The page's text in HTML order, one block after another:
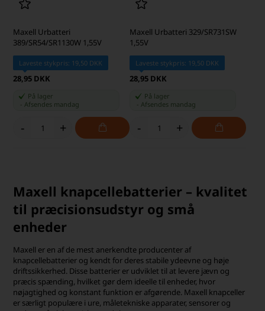
Maxell Urbatteri
389/SR54/SR1130W 1,55V
Laveste stykpris: 19,50 DKK
28,95 DKK
På lager
-Afsendes mandag
- +
Maxell Urbatteri 329/SR731SW
1,55V
Laveste stykpris: 19,50 DKK
28,95 DKK
På lager
Afsendes mandag
- +
Maxell knapcellebatterier – kvalitet
til præcisionsudstyr og små
enheder
Maxell er en af de mest anerkendte producenter af
knapcellebatterier og kendt for deres stabile ydeevne og høje
driftssikkerhed. Disse batterier er udviklet til at levere jævn og
præcis spænding, hvilket gør dem ideelle til enheder, hvor
nøjagtighed og konstant funktion er afgørende. Maxell knapceller
er særligt populære i ure, måletekniske apparater, sensorer og